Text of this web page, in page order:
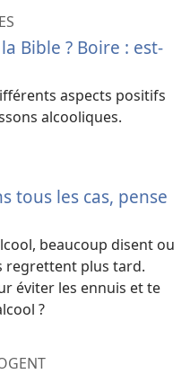
la Bible ? Boire : est-
aspects positifs
alcooliques.
tous les cas, pense
beaucoup disent ou
regrettent plus tard.
éviter les ennuis et te
?